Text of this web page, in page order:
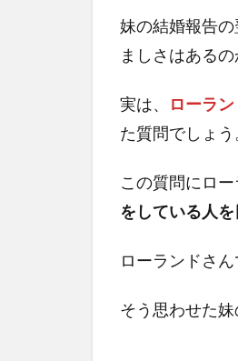
妹の結婚報告
ましさはある
実は、 ローラ
た質問でしょう
この質問にロ
をしている人
ローランドさ
そう思わせた妹